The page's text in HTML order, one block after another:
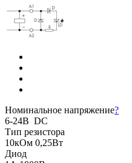
Номинальное напряжение?
6-24В DC
Тип резистора
10кОм 0,25Вт
Диод